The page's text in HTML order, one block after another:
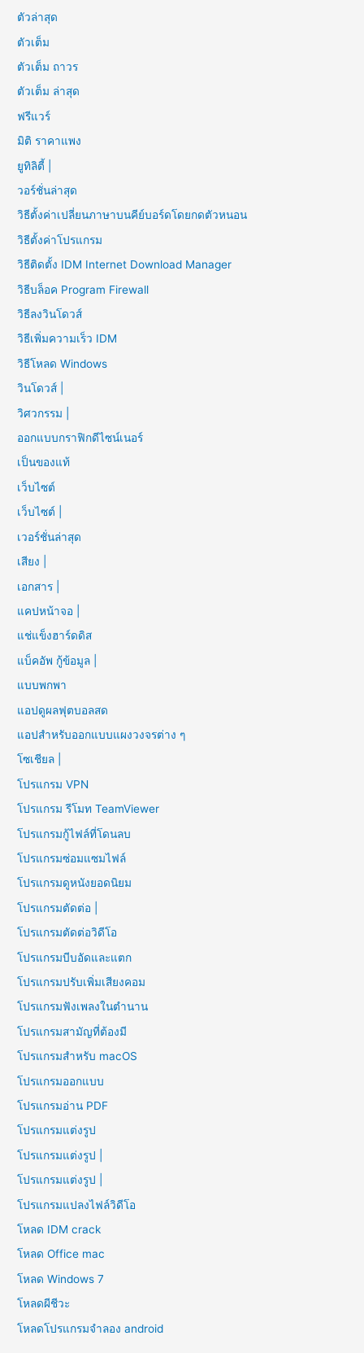
ตัวล่าสุด
ตัวเต็ม
ตัวเต็ม ถาวร
ตัวเต็ม ล่าสุด
ฟรีแวร์
มิติ ราคาแพง
ยูทิลิตี้ |
วอร์ชั่นล่าสุด
วิธีตั้งค่าเปลี่ยนภาษาบนคีย์บอร์ดโดยกดตัวหนอน
วิธีตั้งค่าโปรแกรม
วิธีติดตั้ง IDM Internet Download Manager
วิธีบล็อค Program Firewall
วิธีลงวินโดวส์
วิธีเพิ่มความเร็ว IDM
วิธีโหลด Windows
วินโดวส์ |
วิศวกรรม |
ออกแบบกราฟิกดีไซน์เนอร์
เป็นของแท้
เว็บไซต์
เว็บไซต์ |
เวอร์ชั่นล่าสุด
เสียง |
เอกสาร |
แคปหน้าจอ |
แช่แข็งฮาร์ดดิส
แบ็คอัพ กู้ข้อมูล |
แบบพกพา
แอปดูผลฟุตบอลสด
แอปสำหรับออกแบบแผงวงจรต่าง ๆ
โซเชียล |
โปรแกรม VPN
โปรแกรม รีโมท TeamViewer
โปรแกรมกู้ไฟล์ที่โดนลบ
โปรแกรมซ่อมแซมไฟล์
โปรแกรมดูหนังยอดนิยม
โปรแกรมตัดต่อ |
โปรแกรมตัดต่อวิดีโอ
โปรแกรมบีบอัดและแตก
โปรแกรมปรับเพิ่มเสียงคอม
โปรแกรมฟังเพลงในตำนาน
โปรแกรมสามัญที่ต้องมี
โปรแกรมสำหรับ macOS
โปรแกรมออกแบบ
โปรแกรมอ่าน PDF
โปรแกรมแต่งรูป
โปรแกรมแต่งรูป |
โปรแกรมแต่งรูป |
โปรแกรมแปลงไฟล์วิดีโอ
โหลด IDM crack
โหลด Office mac
โหลด Windows 7
โหลดผีชีวะ
โหลดโปรแกรมจําลอง android